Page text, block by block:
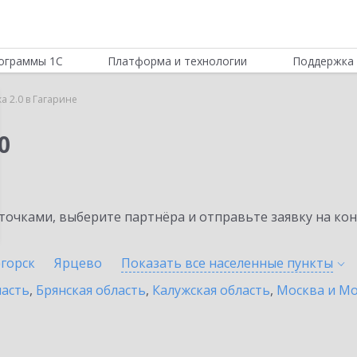
1С Платформа и технологии Поддержка
2.0 в Гагарине
выберите партнёра и отправьте заявку на
Ярцево Показать все населенные пункты
, Брянская область, Калужская область, Москва и